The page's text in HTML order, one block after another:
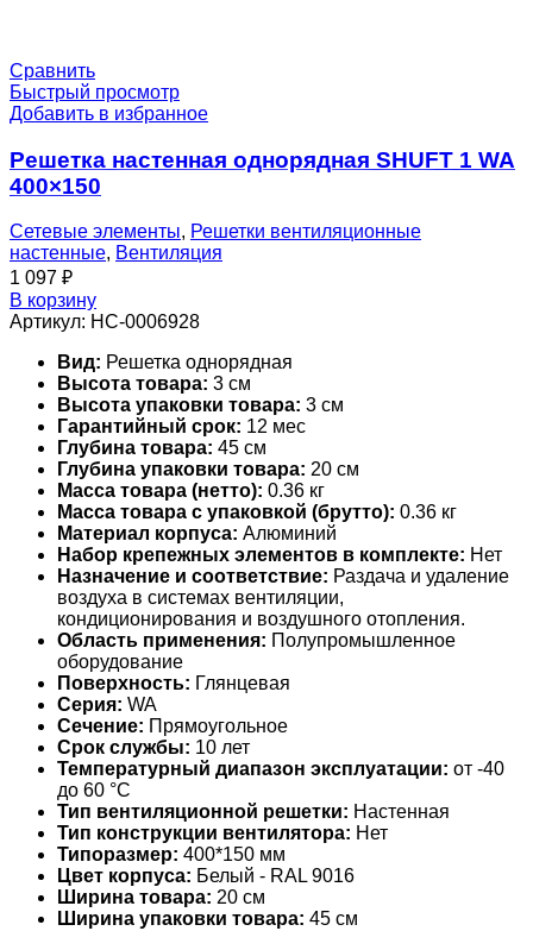
Сравнить
Быстрый просмотр
Добавить в избранное
Решетка настенная однорядная SHUFT 1 WA
400×150
Сетевые элементы, Решетки вентиляционные
настенные, Вентиляция
1 097 ₽
В корзину
Артикул: НС-0006928
Вид: Решетка однорядная
Высота товара: 3 см
Высота упаковки товара: 3 см
Гарантийный срок: 12 мес
Глубина товара: 45 см
Глубина упаковки товара: 20 см
Масса товара (нетто): 0.36 кг
Масса товара с упаковкой (брутто): 0.36 кг
Материал корпуса: Алюминий
Набор крепежных элементов в комплекте: Нет
Назначение и соответствие: Раздача и удаление
воздуха в системах вентиляции,
кондиционирования и воздушного отопления.
Область применения: Полупромышленное
оборудование
Поверхность: Глянцевая
Серия: WA
Сечение: Прямоугольное
Срок службы: 10 лет
Температурный диапазон эксплуатации: от -40
до 60 °С
Тип вентиляционной решетки: Настенная
Тип конструкции вентилятора: Нет
Типоразмер: 400*150 мм
Цвет корпуса: Белый - RAL 9016
Ширина товара: 20 см
Ширина упаковки товара: 45 см